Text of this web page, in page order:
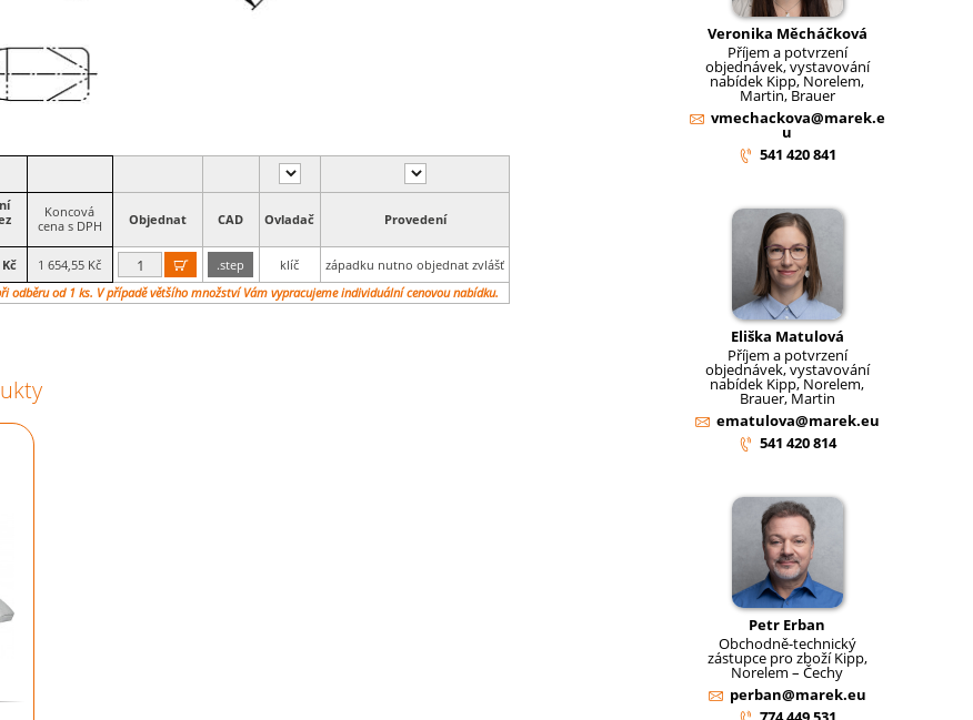
Koncová
cena s DPH
Objednat CAD Ovladač Provedení
1 654,55 Kč  .step klíč
západku nutno objednat zvlášť
odběru od 1 ks. V případě většího množství Vám vypracujeme individuální cenovou nabídku.
Veronika Měcháčková
Příjem a potvrzení
objednávek, vystavování
nabídek Kipp, Norelem,
Martin, Brauer
vmechackova@marek.e
u
541 420 841
Eliška Matulová
Příjem a potvrzení
objednávek, vystavování
nabídek Kipp, Norelem,
Brauer, Martin
ematulova@marek.eu
541 420 814
Petr Erban
Obchodně-technický
zástupce pro zboží Kipp,
Norelem – Čechy
perban@marek.eu